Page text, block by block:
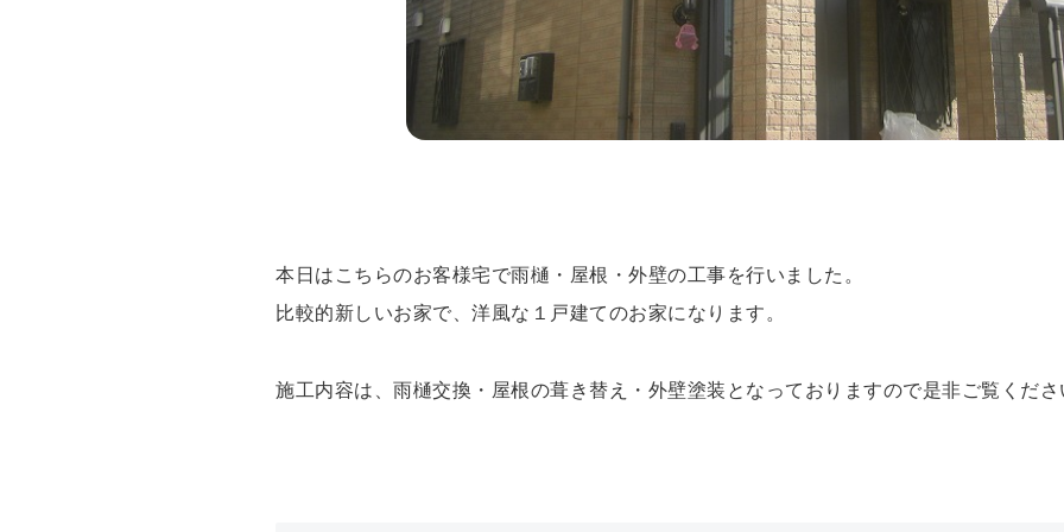
本日はこちらのお客様宅で雨樋・屋根・外壁の工事を行いました。
比較的新しいお家で、洋風な１戸建てのお家になります。
施工内容は、雨樋交換・屋根の葺き替え・外壁塗装となっておりますので是非ご覧くださ